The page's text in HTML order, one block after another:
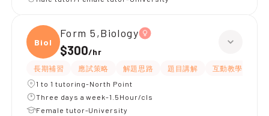
Biolo
Form 5,Biology
$300/hr
長期補習 應試策略 解題思路 題目講解 互動教學
1 to 1 tutoring-North Point
Three days a week-1.5Hour/cls
Female tutor-University